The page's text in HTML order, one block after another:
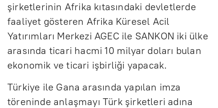
şirketlerinin Afrika kıtasındaki devletlerde
faaliyet gösteren Afrika Küresel Acil
Yatırımları Merkezi AGEC ile SANKON iki ülke
arasında ticari hacmi 10 milyar doları bulan
ekonomik ve ticari işbirliği yapacak.
Türkiye ile Gana arasında yapılan imza
töreninde anlaşmayı Türk şirketleri adına